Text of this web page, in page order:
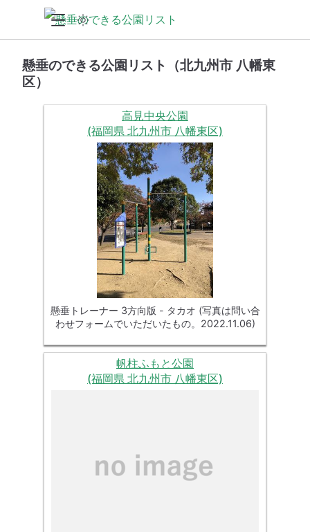
懸垂のできる公園リスト（北九州市 八幡東
区）
高見中央公園
(福岡県 北九州市 八幡東区)
懸垂トレーナー 3方向版 - タカオ (写真は問い合
わせフォームでいただいたもの。2022.11.06)
帆柱ふもと公園
(福岡県 北九州市 八幡東区)